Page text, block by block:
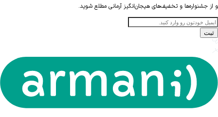
جشنواره‌ها و تخفیف‌های هیجان‌انگیز آرمانی مطلع شوید.